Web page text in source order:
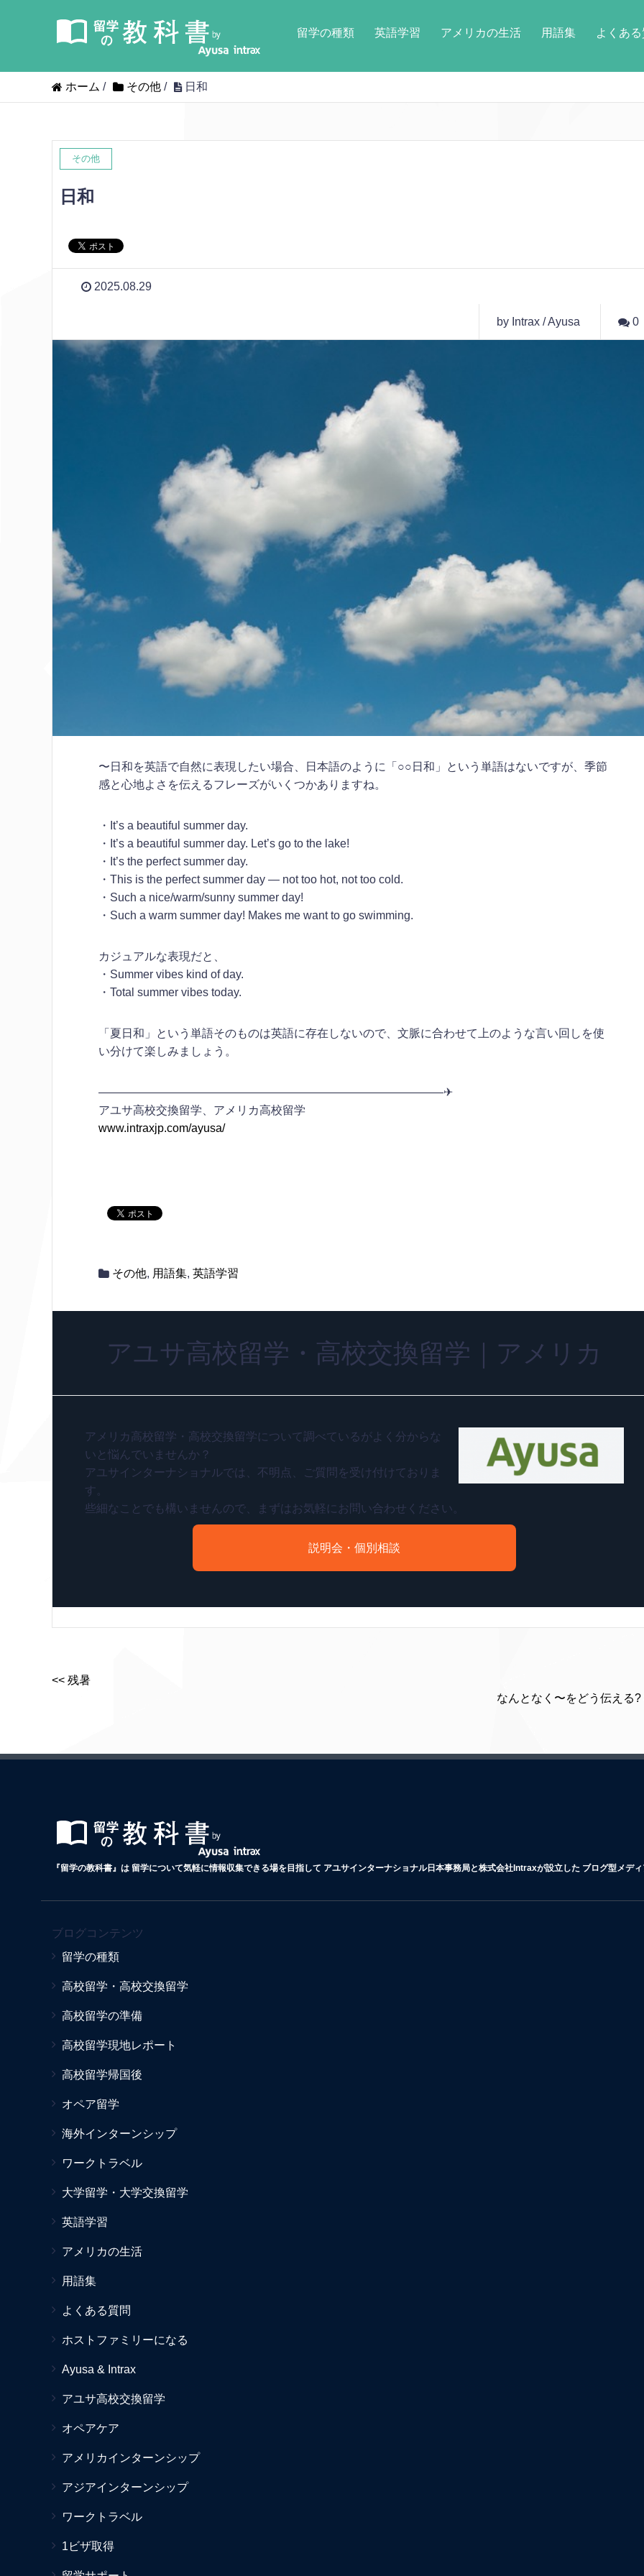
留学の種類 英語学習 アメリカの生活 用語集 よくある
ホーム / その他 / 日和
その他
日和
2025.08.29
by Intrax / Ayusa 0
〜日和を英語で自然に表現したい場合、日本語のように「○○日和」という単語はないですが、季節
感と心地よさを伝えるフレーズがいくつかありますね。
・It’s a beautiful summer day.
・It’s a beautiful summer day. Let’s go to the lake!
・It’s the perfect summer day.
・This is the perfect summer day — not too hot, not too cold.
・Such a nice/warm/sunny summer day!
・Such a warm summer day! Makes me want to go swimming.
カジュアルな表現だと、
・Summer vibes kind of day.
・Total summer vibes today.
「夏日和」という単語そのものは英語に存在しないので、文脈に合わせて上のような言い回しを使
い分けて楽しみましょう。
——————————————————————————————✈
アユサ高校交換留学、アメリカ高校留学
www.intraxjp.com/ayusa/
その他, 用語集, 英語学習
アユサ高校留学・高校交換留学｜アメリカ
アメリカ高校留学・高校交換留学について調べているがよく分からな
いと悩んでいませんか？
アユサインターナショナルでは、不明点、ご質問を受け付けておりま
す。
些細なことでも構いませんので、まずはお気軽にお問い合わせください。
説明会・個別相談
<< 残暑
なんとなく〜をどう伝える?
『留学の教科書』は 留学について気軽に情報収集できる場を目指して アユサインターナショナル日本事務局と株式会社Intraxが設立した ブログ型メディ
ブログコンテンツ
留学の種類
高校留学・高校交換留学
高校留学の準備
高校留学現地レポート
高校留学帰国後
オペア留学
海外インターンシップ
ワークトラベル
大学留学・大学交換留学
英語学習
アメリカの生活
用語集
よくある質問
ホストファミリーになる
Ayusa & Intrax
アユサ高校交換留学
オペアケア
アメリカインターンシップ
アジアインターンシップ
ワークトラベル
1ビザ取得